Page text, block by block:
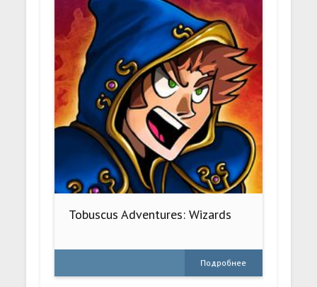
Tobuscus Adventures: Wizards
Подробнее